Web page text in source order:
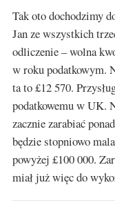
Tak oto dochodzimy
Jan ze wszystkich
odliczenie – wolna
w roku podatkowym.
ta to £12 570.
podatkowemu w UK.
zacznie zarabiać
będzie stopniowo
powyżej £100 000.
miał już więc do